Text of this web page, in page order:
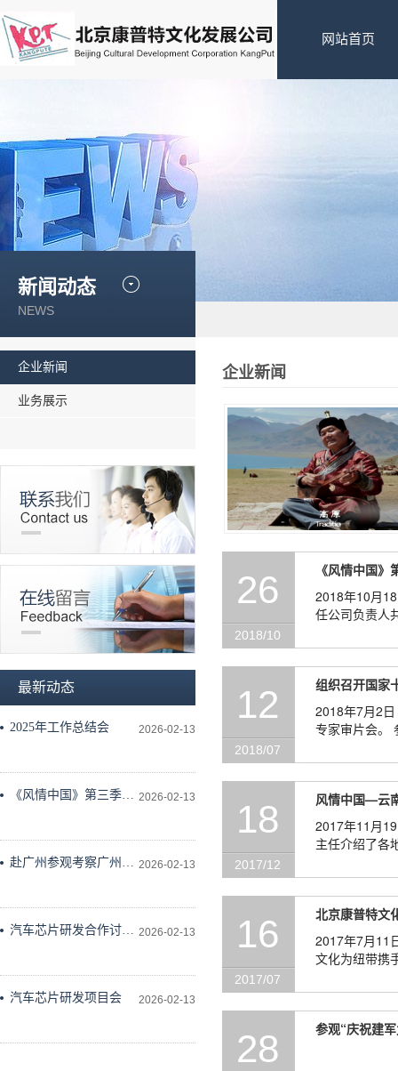
网站首页
新闻动态
NEWS
企业新闻
业务展示
最新动态
2025年工作总结会 2026-02-13
《风情中国》第三季工
出版社会议室举行
2026-02-13
赴广州参观考察广州维 2026-02-13
汽车芯片研发合作讨论 2026-02-13
汽车芯片研发项目会 2026-02-13
企业新闻
26
2018/10
《风情中国
2018年10月
任公司负责人
12
2018/07
组织召开国家
2018年7月2
专家审片会。
18
2017/12
风情中国—云
2017年11月19日至11月30日 《风情中国》云南项目组
主任介绍了各地
16
2017/07
北京康普特文
2017年7月11
文化为纽带携
28 参观“庆祝建